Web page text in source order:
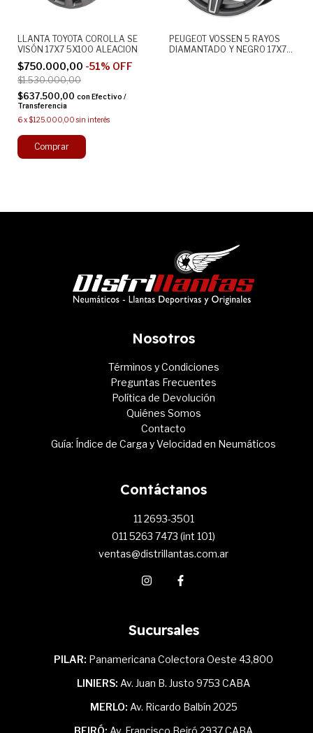
LLANTA TOYOTA COROLLA SE
VISÓN 17X7 5X100 ALEACION
$750.000,00 -51% OFF
$1.530.000,00
$637.500,00 con Efectivo /
Transferencia
6x$125.000,00 sin interés
PEUGEOT VOSSEN 5 RAYOS
DIAMANTADO Y NEGRO 17X7
Nosotros
Términos y Condiciones
Preguntas Frecuentes
Política de Devolución
Quiénes Somos
Contacto
Guía: Índice de Carga y Velocidad en Neumáticos
Contáctanos
11 2693-3501
011 5263 7473 (int 101)
ventas@distrillantas.com.ar
Sucursales
PILAR: Panamericana Colectora Oeste 43,800
LINIERS: Av. Juan B. Justo 9753 CABA
MERLO: Av. Ricardo Balbín 2025